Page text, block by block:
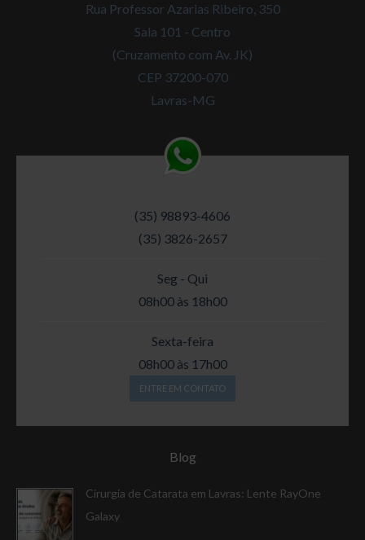
Rua Professor Azarias Ribeiro, 350
Sala 101 - Centro
(Cruzamento com Av. JK)
CEP 37200-070
Lavras-MG
(35) 98893-4606
(35) 3826-2657
Seg - Qui
08h00 às 18h00
Sexta-feira
08h00 às 17h00
ENTRE EM CONTATO
Blog
Cirurgia de Catarata em Lavras: Lente RayOne
Galaxy